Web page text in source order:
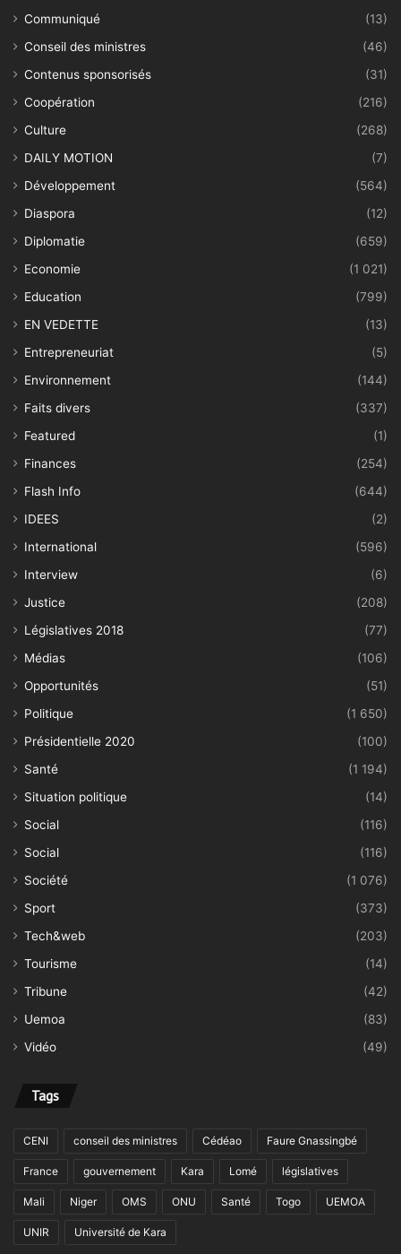
Communiqué
(13)
Conseil des ministres
(46)
Contenus sponsorisés
(31)
Coopération
(216)
Culture
(268)
DAILY MOTION
(7)
Développement
(564)
Diaspora
(12)
Diplomatie
(659)
Economie
(1 021)
Education
(799)
EN VEDETTE
(13)
Entrepreneuriat
(5)
Environnement
(144)
Faits divers
(337)
Featured
(1)
Finances
(254)
Flash Info
(644)
IDEES
(2)
International
(596)
Interview
(6)
Justice
(208)
Législatives 2018
(77)
Médias
(106)
Opportunités
(51)
Politique
(1 650)
Présidentielle 2020
(100)
Santé
(1 194)
Situation politique
(14)
Social
(116)
Social
(116)
Société
(1 076)
Sport
(373)
Tech&web
(203)
Tourisme
(14)
Tribune
(42)
Uemoa
(83)
Vidéo
(49)
Tags
CENI conseil des ministres Cédéao Faure Gnassingbé
France gouvernement Kara Lomé législatives
Mali Niger OMS ONU Santé Togo UEMOA
UNIR Université de Kara